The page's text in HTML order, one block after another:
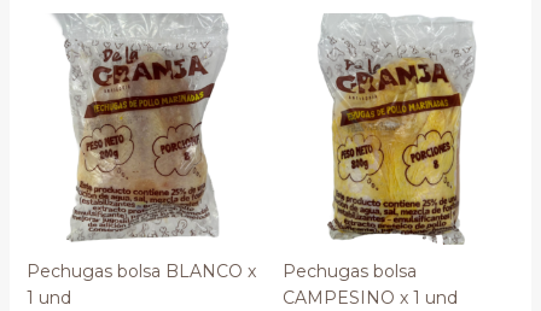
Pechugas bolsa BLANCO x
1 und
Pechugas bolsa
CAMPESINO x 1 und